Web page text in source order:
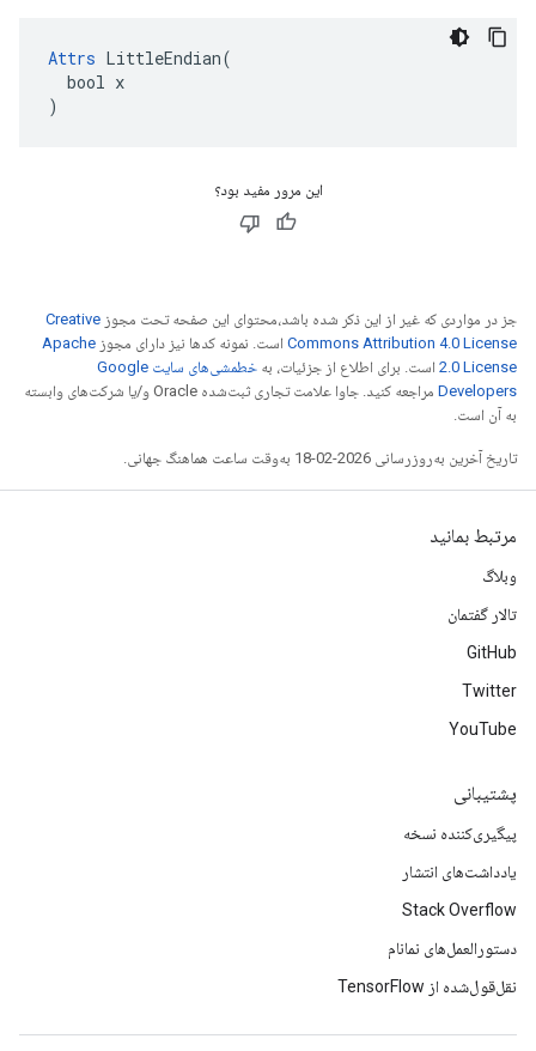
Attrs LittleEndian(
  bool x
)
این مرور مفید بود؟
جز در مواردی که غیر از این ذکر شده باشد،‌محتوای این صفحه تحت مجوز Creative
Commons Attribution 4.0 License است. نمونه کدها نیز دارای مجوز Apache
2.0 License است. برای اطلاع از جزئیات، به
خطمشی‌های سایت Google
Developers‏
مراجعه کنید. جاوا علامت تجاری ثبت‌شده Oracle و/یا شرکت‌های وابسته
به آن است.
تاریخ آخرین به‌روزرسانی 2026-02-18 به‌وقت ساعت هماهنگ جهانی.
مرتبط بمانید
وبلاگ
تالار گفتمان
GitHub
Twitter
YouTube
پشتیبانی
پیگیری‌کننده نسخه
یادداشت‌های انتشار
Stack Overflow
دستورالعمل‌های نمانام
نقل‌قول‌شده از TensorFlow